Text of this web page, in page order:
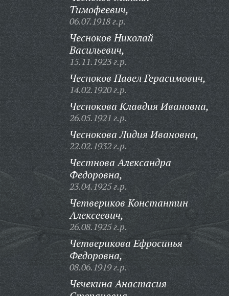
Тимофеевич,
06.07.1918 г.р.
Чесноков Николай
Васильевич,
15.11.1923 г.р.
Чесноков Павел Герасимович,
14.02.1920 г.р.
Чеснокова Клавдия Ивановна,
26.05.1921 г.р.
Чеснокова Лидия Ивановна,
22.02.1932 г.р.
Честнова Александра
Федоровна,
23.04.1925 г.р.
Четвериков Константин
Алексеевич,
26.08.1925 г.р.
Четверикова Ефросинья
Федоровна,
08.06.1919 г.р.
Чечекина Анастасия